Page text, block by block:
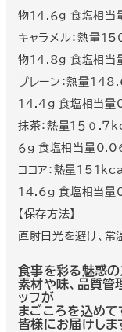
物14.６g 食塩相
キャラメル：熱量
物14.8g 食塩相
プレーン：熱量
14.4g 食塩相当
抹茶：熱量1５０.
６g 食塩相当量
ココア：熱量15１
14.6g 食塩相当
【保存方法】
直射日光を避け、常
食事を彩る魅惑
素材や味、品質管
ッフが
まごころを込め
皆様にお届けしま